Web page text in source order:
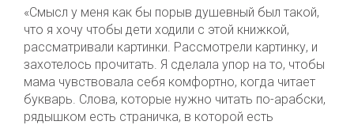
«Смысл у меня как бы порыв душевный был такой,
что я хочу чтобы дети ходили с этой книжкой,
рассматривали картинки. Рассмотрели картинку, и
захотелось прочитать. Я сделала упор на то, чтобы
мама чувствовала себя комфортно, когда читает
букварь. Слова, которые нужно читать по-арабски,
рядышком есть страничка, в которой есть